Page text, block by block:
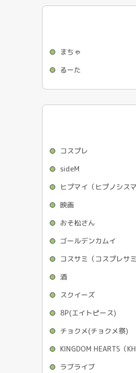
まちゃ
るーた
コスプレ
sideM
映画
おそ松さん
ゴールデンカムイ
酒
スクイーズ
8P(エイトピース)
チョクメ(チョクメ祭)
KINGDOM HEARTS（KH
ラブライブ